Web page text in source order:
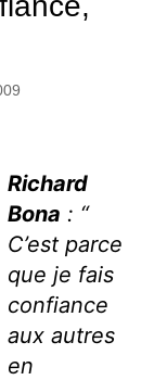
Richard
Bona : “
C’est parce
que je fais
confiance
aux autres
en